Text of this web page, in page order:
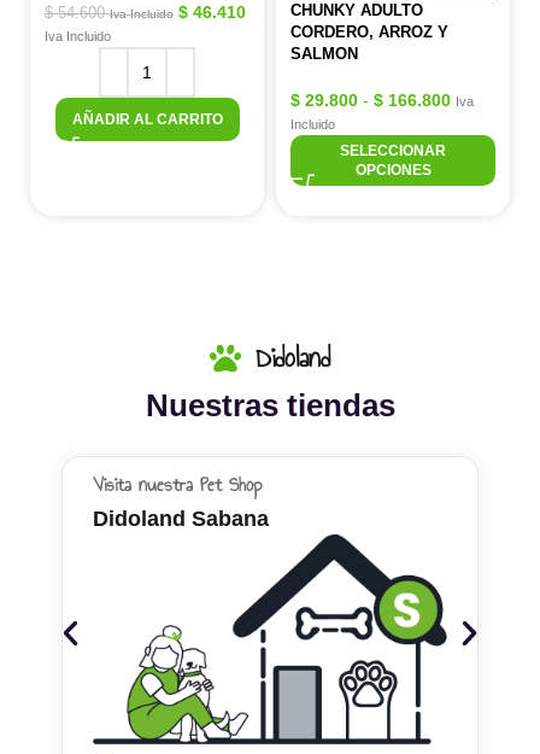
$54.600 Iva Incluido $ 46.410
Iva Incluido
AÑADIR AL CARRITO
CHUNKY ADULTO
CORDERO, ARROZ Y
SALMON
$ 29.800 - $ 166.800 Iva
Incluido
SELECCIONAR
OPCIONES
Didoland
Nuestras tiendas
Visita nuestra Pet Shop
Didoland Sabana